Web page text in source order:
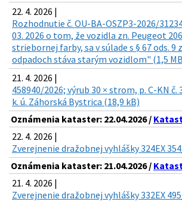
22. 4. 2026 |
Rozhodnutie č. OU-BA-OSZP3-2026/
03. 2026 o tom, že vozidla zn. Peugeot
striebornej farby, sa v súlade s § 67 ods. 9
odpadoch stáva starým vozidlom" (1,5
21. 4. 2026 |
458940/2026; výrub 30 × strom, p. C-KN č.
k. ú. Záhorská Bystrica (18,9 kB)
Oznámenia kataster: 22.04.2026 /
22. 4. 2026 |
Zverejnenie dražobnej vyhlášky 324EX
Oznámenia kataster: 21.04.2026 /
21. 4. 2026 |
Zverejnenie dražobnej vyhlášky 332EX